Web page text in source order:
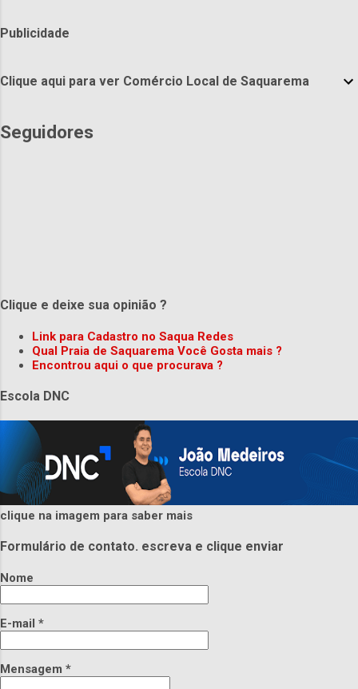
Publicidade
Clique aqui para ver Comércio Local de Saquarema
Seguidores
Clique e deixe sua opinião ?
Link para Cadastro no Saqua Redes
Qual Praia de Saquarema Você Gosta mais ?
Encontrou aqui o que procurava ?
Escola DNC
clique na imagem para saber mais
Formulário de contato. escreva e clique enviar
Nome
E-mail *
Mensagem *